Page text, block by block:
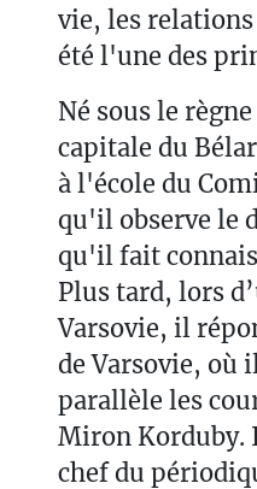
vie, les relations
été l'une des
Né sous le
capitale du
à l'école du
qu'il observe le
qu'il fait
Plus tard, lors
Varsovie, il
de Varsovie, où
parallèle les
Miron Korduby.
chef du